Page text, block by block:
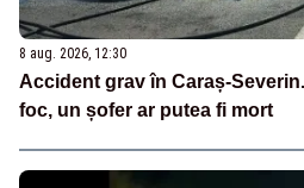
8 aug. 2026, 12:30
Accident grav în Caraș-
foc, un șofer ar putea fi mort